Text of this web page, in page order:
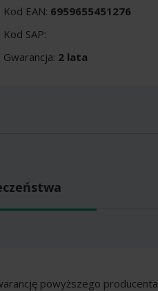
Kod EAN: 6959655451276
Kod SAP:
Gwarancja: 2 lata
powyższego